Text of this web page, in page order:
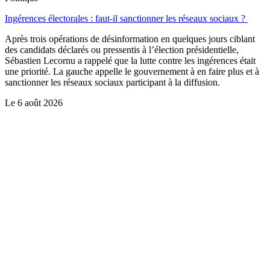
Ingérences électorales : faut-il sanctionner les réseaux sociaux ?
Après trois opérations de désinformation en quelques jours ciblant
des candidats déclarés ou pressentis à l’élection présidentielle,
Sébastien Lecornu a rappelé que la lutte contre les ingérences était
une priorité. La gauche appelle le gouvernement à en faire plus et à
sanctionner les réseaux sociaux participant à la diffusion.
Le 6 août 2026